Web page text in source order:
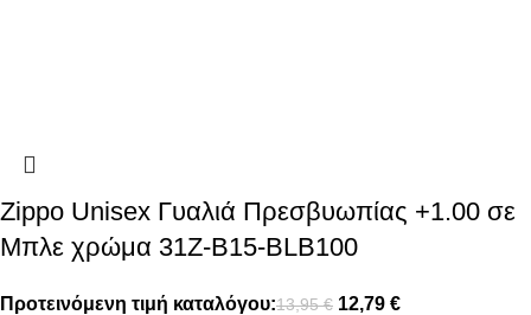
Zippo Unisex Γυαλιά Πρεσβυωπίας +1.00 σε
Μπλε χρώμα 31Z-B15-BLB100
Προτεινόμενη τιμή καταλόγου:13,95€ 12,79 €